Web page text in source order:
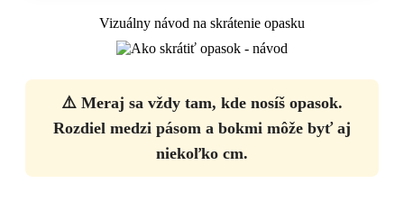
Vizuálny návod na skrátenie opasku
⚠️ Meraj sa vždy tam, kde nosíš opasok.
Rozdiel medzi pásom a bokmi môže byť aj
niekoľko cm.